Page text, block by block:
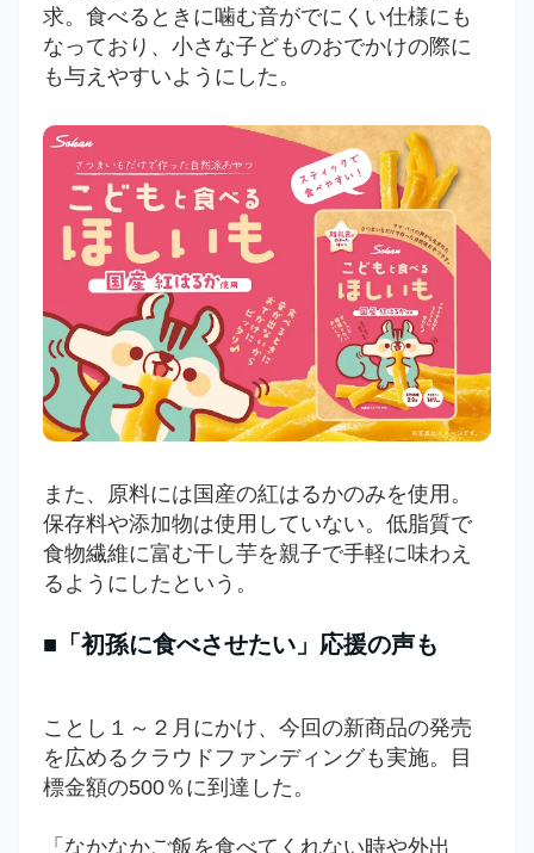
求。 食べるときに噛む音がでにくい仕様にも
なっており、小さな子どものおでかけの際に
も与えやすいようにした。
また、原料には国産の紅はるかのみを使用。
保存料や添加物は使用していない。低脂質で
食物繊維に富む干し芋を親子で手軽に味わえ
るようにしたという。
■「初孫に食べさせたい」応援の声も
ことし１～２月にかけ、今回の新商品の発売
を広めるクラウドファンディングも実施。目
標金額の500％に到達した。
「なかなかご飯を食べてくれない時や外出